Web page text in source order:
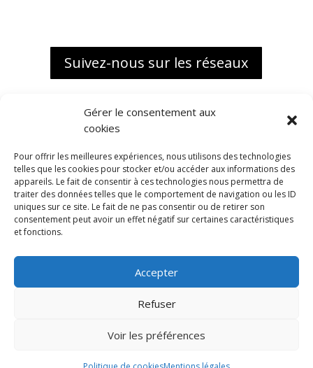
Gérer le consentement aux
cookies
Pour offrir les meilleures expériences, nous utilisons des technologies
telles que les cookies pour stocker et/ou accéder aux informations des
appareils. Le fait de consentir à ces technologies nous permettra de
traiter des données telles que le comportement de navigation ou les ID
uniques sur ce site. Le fait de ne pas consentir ou de retirer son
consentement peut avoir un effet négatif sur certaines caractéristiques
et fonctions.
Accepter
Refuser
Voir les préférences
Suivez-nous sur les réseaux
Biokap, une marque distribuée
en exclusivité France par
1988 Route de l’Almanarre